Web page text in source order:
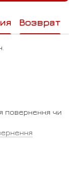
Возврат
повернення чи